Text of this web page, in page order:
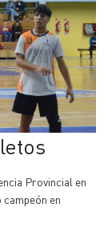
Provincial en
en